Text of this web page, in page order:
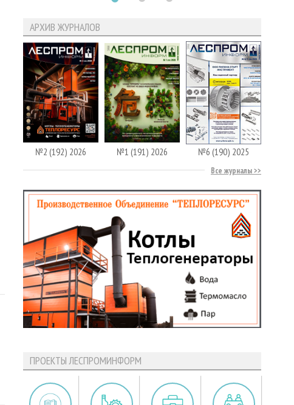
АРХИВ ЖУРНАЛОВ
№2 (192) 2026 №1 (191) 2026 №6 (190) 2025
Все журналы
ПРОЕКТЫ ЛЕСПРОМИНФОРМ